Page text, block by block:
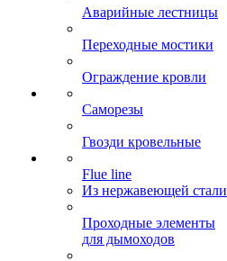
Аварийные лестницы
Переходные мостики
Ограждение кровли
Саморезы
Гвозди кровельные
Flue line
Из нержавеющей стали
Проходные элементы
для дымоходов